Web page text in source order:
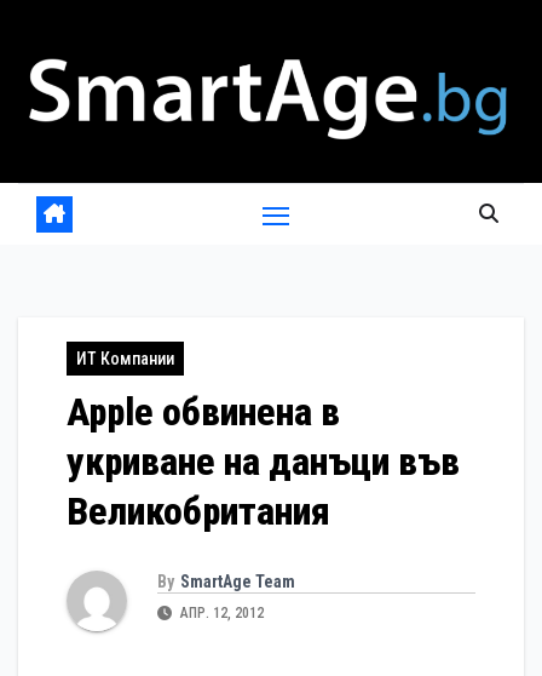
content
ИТ Компании
Apple обвинена в
укриване на данъци във
Великобритания
By SmartAge Team
АПР. 12, 2012